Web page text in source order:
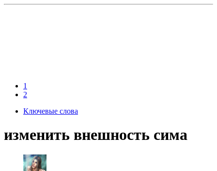
1
2
Ключевые слова
изменить внешность сима